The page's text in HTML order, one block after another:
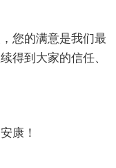
您的满意是我们最
得到大家的信任、
康！